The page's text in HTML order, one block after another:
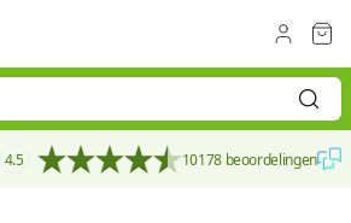
4.5 10178 beoordelingen